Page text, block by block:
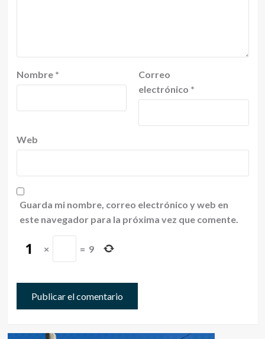
Nombre *
Correo
electrónico *
Web
Guarda mi nombre, correo electrónico y web en
este navegador para la próxima vez que comente.
× = 9